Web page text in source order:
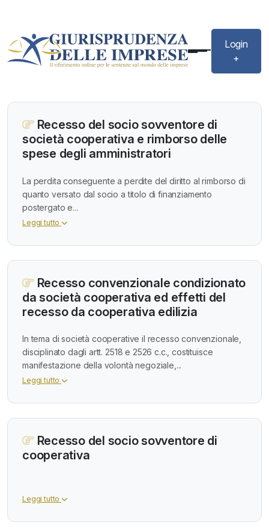
Login
+
Recesso del socio sovventore di
società cooperativa e rimborso delle
spese degli amministratori
La perdita conseguente a perdite del diritto al rimborso di
quanto versato dal socio a titolo di finanziamento
postergato e...
Leggi tutto
Recesso convenzionale condizionato
da società cooperativa ed effetti del
recesso da cooperativa edilizia
In tema di società cooperative il recesso convenzionale,
disciplinato dagli artt. 2518 e 2526 c.c., costituisce
manifestazione della volontà negoziale,...
Leggi tutto
Recesso del socio sovventore di
cooperativa
Leggi tutto